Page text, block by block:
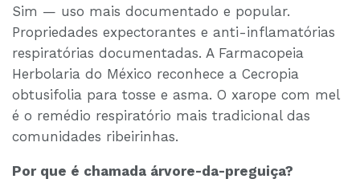
Sim — uso mais documentado e popular.
Propriedades expectorantes e anti-inflamatórias
respiratórias documentadas. A Farmacopeia
Herbolaria do México reconhece a Cecropia
obtusifolia para tosse e asma. O xarope com mel
é o remédio respiratório mais tradicional das
comunidades ribeirinhas.
Por que é chamada árvore-da-preguiça?